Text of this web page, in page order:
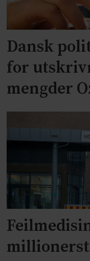
Dansk
for
mengder